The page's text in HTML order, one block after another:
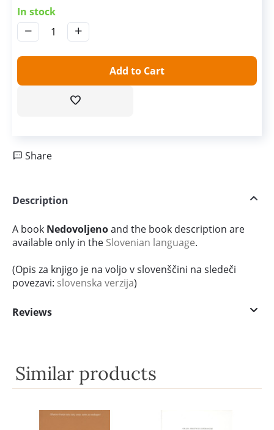
In stock
+
−
Add to Cart
Share
Description
A book Nedovoljenoand the book description are
available only in the Slovenian language.
(Opis za knjigo je na voljo v slovenščini na sledeči
povezavi: slovenska verzija)
Reviews
Similar products